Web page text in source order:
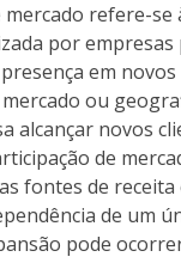
mercado refere-se
por empresas
em novos
ou
alcançar novos
de
fontes de receita
de um
pode